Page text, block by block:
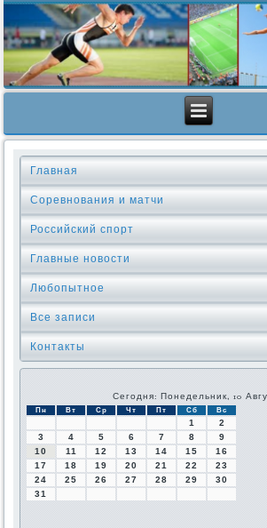
Главная
Соревнования и матчи
Российский спорт
Главные новости
Любопытное
Все записи
Контакты
Сегодня: Понедельник, 10
Пн Вт Ср Чт Пт Сб Вс
1
2
3
4 5 6 7 8
9
10
11 12 13 14 15
16
17
18 19 20 21 22
23
24
25 26 27 28 29
30
31